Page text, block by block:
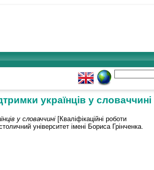
українців у словаччині
у словаччині [Кваліфікаційні роботи
університет імені Бориса Грінченка.